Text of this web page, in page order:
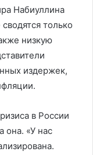
Набиуллина
только
низкую
издержек,
в России
она. «У нас